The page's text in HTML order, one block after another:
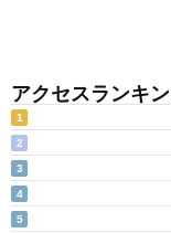
アクセスランキ
1
2
3
4
5